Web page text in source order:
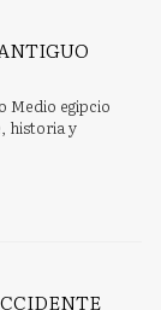
Medio egipcio
historia y